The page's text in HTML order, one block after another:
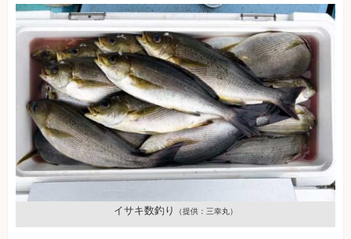
イサキ数釣り （提供：三幸丸）